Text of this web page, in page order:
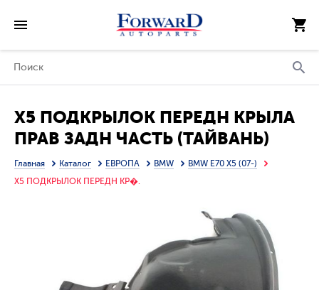
X5 ПОДКРЫЛОК ПЕРЕДН КРЫЛА
ПРАВ ЗАДН ЧАСТЬ (ТАЙВАНЬ)
Главная Каталог ЕВРОПА BMW
BMW E70 X5 (07-)
X5 ПОДКРЫЛОК ПЕРЕДН КР�.